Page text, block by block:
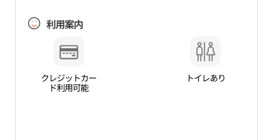
利用案内
クレジットカー
ド利用可能
トイレあり